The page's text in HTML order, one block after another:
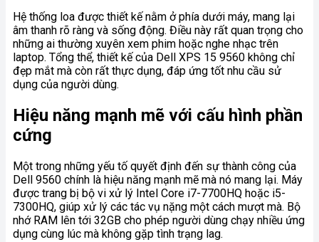
Hệ thống loa được thiết kế nằm ở phía dưới máy, mang lại
âm thanh rõ ràng và sống động. Điều này rất quan trọng cho
những ai thường xuyên xem phim hoặc nghe nhạc trên
laptop. Tổng thể, thiết kế của Dell XPS 15 9560 không chỉ
đẹp mắt mà còn rất thực dụng, đáp ứng tốt nhu cầu sử
dụng của người dùng.
Hiệu năng mạnh mẽ với cấu hình phần
cứng
Một trong những yếu tố quyết định đến sự thành công của
Dell 9560 chính là hiệu năng mạnh mẽ mà nó mang lại. Máy
được trang bị bộ vi xử lý Intel Core i7-7700HQ hoặc i5-
7300HQ, giúp xử lý các tác vụ nặng một cách mượt mà. Bộ
nhớ RAM lên tới 32GB cho phép người dùng chạy nhiều ứng
dụng cùng lúc mà không gặp tình trạng lag.